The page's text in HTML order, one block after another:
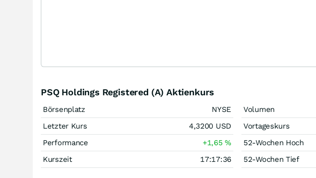
PSQ Holdings Registered (A) Aktienkurs
Börsenplatz
NYSE
Letzter Kurs
4,3200 USD
Performance
+1,65%
Kurszeit
17:17:36
Volumen
Vortageskurs
52-Wochen Hoch
52-Wochen Tief